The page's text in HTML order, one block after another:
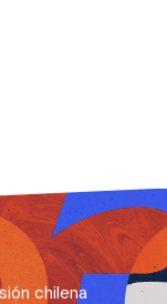
chilena